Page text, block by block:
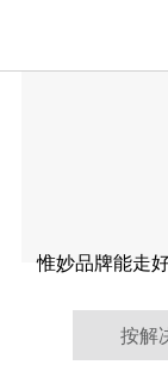
惟妙品牌能走
按解